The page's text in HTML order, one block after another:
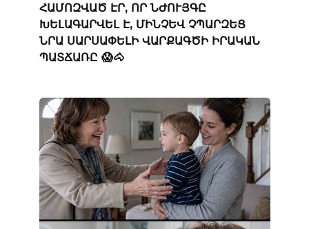
ՀԱՄՈԶՎԱԾ ԷՐ, ՈՐ ՆԺՈՒՅԳԸ
ԽԵԼԱԳԱՐՎԵԼ Է, ՄԻՆՉԵՎ ՉՊԱՐԶԵՑ
ՆՐԱ ՍԱՐՍԱՓԵԼԻ ՎԱՐՔԱԳԾԻ ԻՐԱԿԱՆ
ՊԱՏՃԱՌԸ 😱🐴